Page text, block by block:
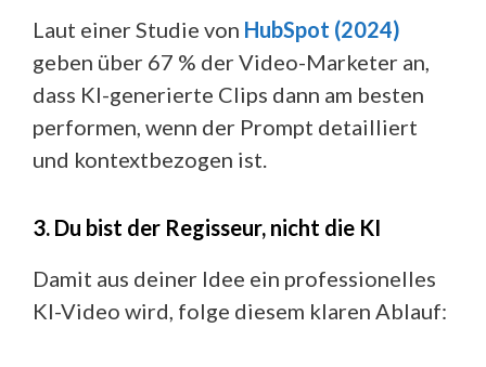
Laut einer Studie von HubSpot (2024)
geben über 67 % der Video-Marketer an,
dass KI-generierte Clips dann am besten
performen, wenn der Prompt detailliert
und kontextbezogen ist.
3. Du bist der Regisseur, nicht die KI
Damit aus deiner Idee ein professionelles
KI-Video wird, folge diesem klaren Ablauf: